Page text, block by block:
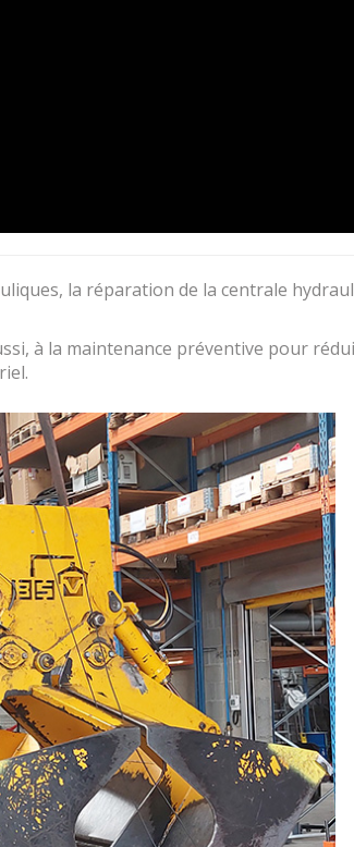
la réparation de la centrale
à la maintenance préventive pour